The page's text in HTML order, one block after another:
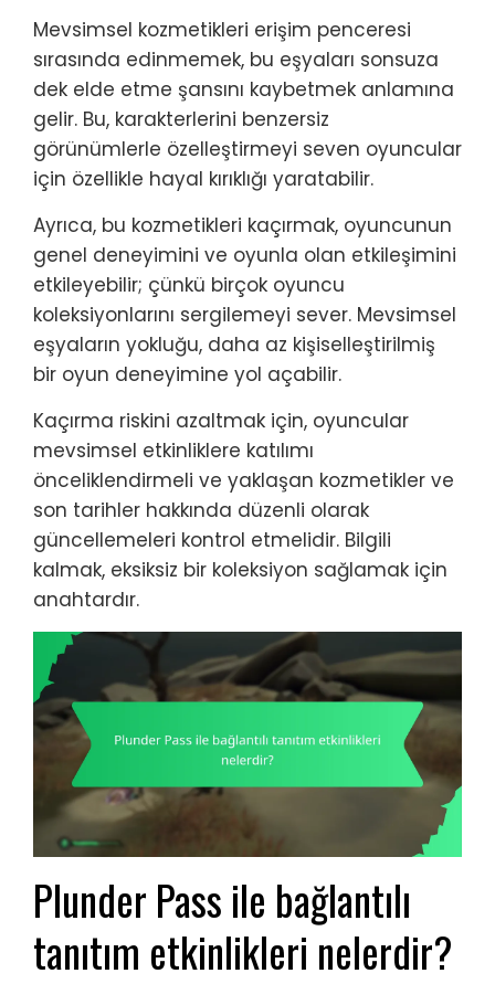
Mevsimsel kozmetikleri erişim penceresi
sırasında edinmemek, bu eşyaları sonsuza
dek elde etme şansını kaybetmek anlamına
gelir. Bu, karakterlerini benzersiz
görünümlerle özelleştirmeyi seven oyuncular
için özellikle hayal kırıklığı yaratabilir.
Ayrıca, bu kozmetikleri kaçırmak, oyuncunun
genel deneyimini ve oyunla olan etkileşimini
etkileyebilir; çünkü birçok oyuncu
koleksiyonlarını sergilemeyi sever. Mevsimsel
eşyaların yokluğu, daha az kişiselleştirilmiş
bir oyun deneyimine yol açabilir.
Kaçırma riskini azaltmak için, oyuncular
mevsimsel etkinliklere katılımı
önceliklendirmeli ve yaklaşan kozmetikler ve
son tarihler hakkında düzenli olarak
güncellemeleri kontrol etmelidir. Bilgili
kalmak, eksiksiz bir koleksiyon sağlamak için
anahtardır.
Plunder Pass ile bağlantılı
tanıtım etkinlikleri nelerdir?